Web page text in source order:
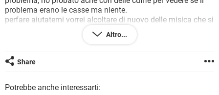
HARDWARE
problema erano le casse ma niente.
perfare aiutatemi vorrei alcoltare di nuovo delle misica che si
possa ascoltare senza male alle orecchie.
Altro...
Share
Potrebbe anche interessarti: